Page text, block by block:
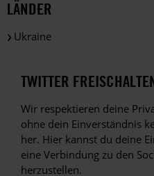
LÄNDER
Ukraine
TWITTER
Wir respektieren deine
ohne dein Einverständnis
her. Hier kannst du deine
eine Verbindung zu den
herzustellen.